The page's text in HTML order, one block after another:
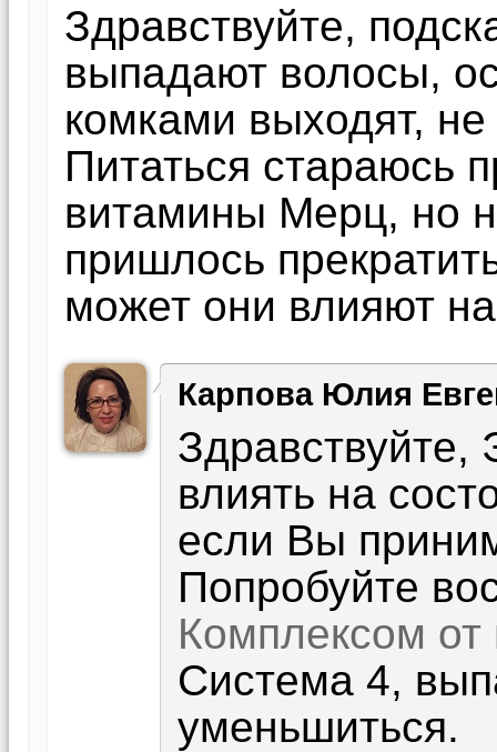
Здравствуйте,
выпадают волосы,
комками выходят,
Питаться стараюсь
витамины Мерц, но
пришлось
может они влияют
Карпова Юлия
влиять на
если Вы
Попробуйте
Комплексом
Система 4,
уменьшиться.